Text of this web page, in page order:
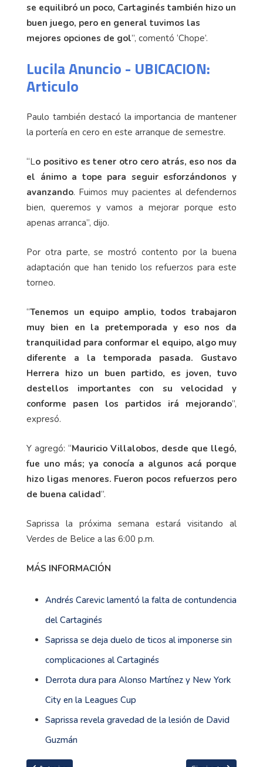
se equilibró un poco, Cartaginés también hizo un
buen juego, pero en general tuvimos las
mejores opciones de gol”, comentó ‘Chope’.
Lucila Anuncio - UBICACION:
Articulo
Paulo también destacó la importancia de mantener
la portería en cero en este arranque de semestre.
“Lo positivo es tener otro cero atrás, eso nos da
el ánimo a tope para seguir esforzándonos y
avanzando. Fuimos muy pacientes al defendernos
bien, queremos y vamos a mejorar porque esto
apenas arranca”, dijo.
Por otra parte, se mostró contento por la buena
adaptación que han tenido los refuerzos para este
torneo.
“Tenemos un equipo amplio, todos trabajaron
muy bien en la pretemporada y eso nos da
tranquilidad para conformar el equipo, algo muy
diferente a la temporada pasada. Gustavo
Herrera hizo un buen partido, es joven, tuvo
destellos importantes con su velocidad y
conforme pasen los partidos irá mejorando”,
expresó.
Y agregó: “Mauricio Villalobos, desde que llegó,
fue uno más; ya conocía a algunos acá porque
hizo ligas menores. Fueron pocos refuerzos pero
de buena calidad”.
Saprissa la próxima semana estará visitando al
Verdes de Belice a las 6:00 p.m.
MÁS INFORMACIÓN
Andrés Carevic lamentó la falta de contundencia
del Cartaginés
Saprissa se deja duelo de ticos al imponerse sin
complicaciones al Cartaginés
Derrota dura para Alonso Martínez y New York
City en la Leagues Cup
Saprissa revela gravedad de la lesión de David
Guzmán